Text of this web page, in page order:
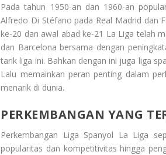
Pada tahun 1950-an dan 1960-an
Alfredo Di Stéfano pada Real Madrid dan
ke-20 dan awal abad ke-21 La Liga telah
dan Barcelona bersama dengan
tarik liga ini. Bahkan dengan ini juga liga
Lalu memainkan peran penting dalam
menarik di dunia.
PERKEMBANGAN YANG
Perkembangan Liga Spanyol La Liga
popularitas dan kompetitivitas hingga